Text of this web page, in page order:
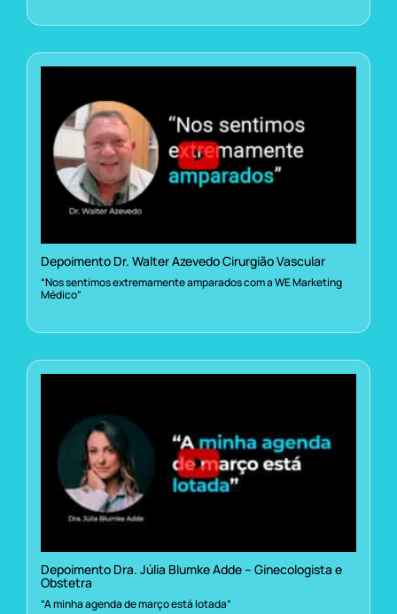
Depoimento Dr. Walter Azevedo Cirurgião Vascular
“Nos sentimos extremamente amparados com a WE Marketing
Médico”
Depoimento Dra. Júlia Blumke Adde – Ginecologista e
Obstetra
“A minha agenda de março está lotada”